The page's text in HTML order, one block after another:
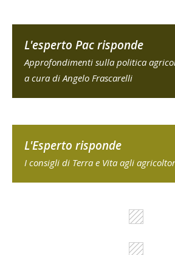
L'esperto Pac risponde
Approfondimenti sulla politica
a cura di Angelo Frascarelli
L'Esperto risponde
I consigli di Terra e Vita agli